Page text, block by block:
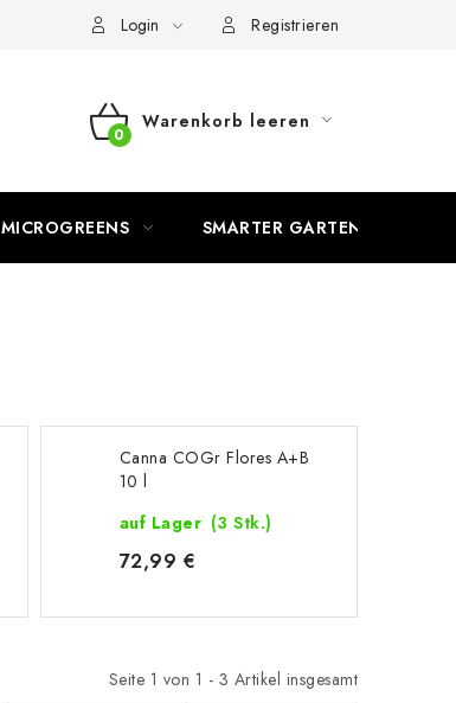
Login Registrieren
WARENKORB
Warenkorb leeren
MICROGREENS SMARTER GARTEN
Canna COGr Flores A+B
10 l
auf Lager (3 Stk.)
72,99 €
Seite 1 von 1 - 3 Artikel insgesamt